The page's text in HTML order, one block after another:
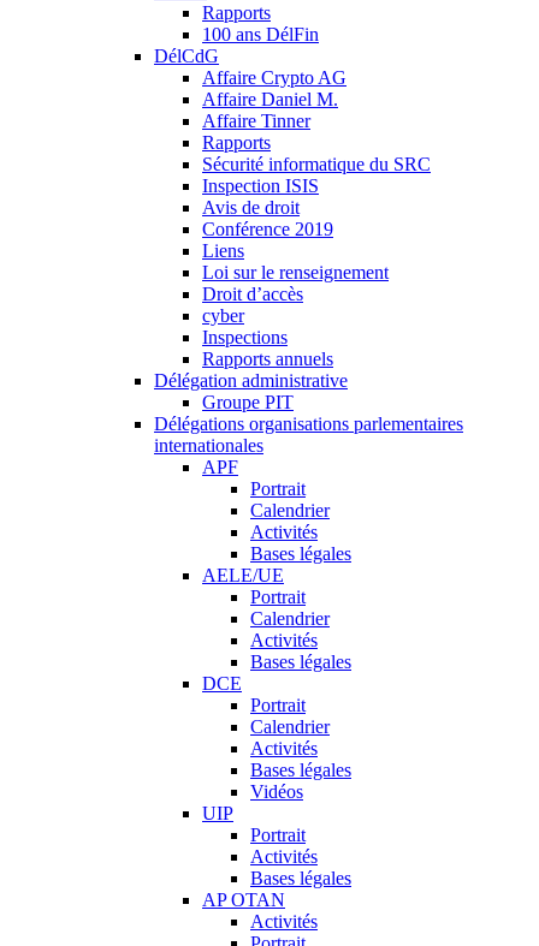
Rapports
100 ans DélFin
DélCdG
Affaire Crypto AG
Affaire Daniel M.
Affaire Tinner
Rapports
Sécurité informatique du SRC
Inspection ISIS
Avis de droit
Conférence 2019
Liens
Loi sur le renseignement
Droit d’accès
cyber
Inspections
Rapports annuels
Délégation administrative
Groupe PIT
Délégations organisations parlementaires
internationales
APF
Portrait
Calendrier
Activités
Bases légales
AELE/UE
Portrait
Calendrier
Activités
Bases légales
DCE
Portrait
Calendrier
Activités
Bases légales
Vidéos
UIP
Portrait
Activités
Bases légales
AP OTAN
Activités